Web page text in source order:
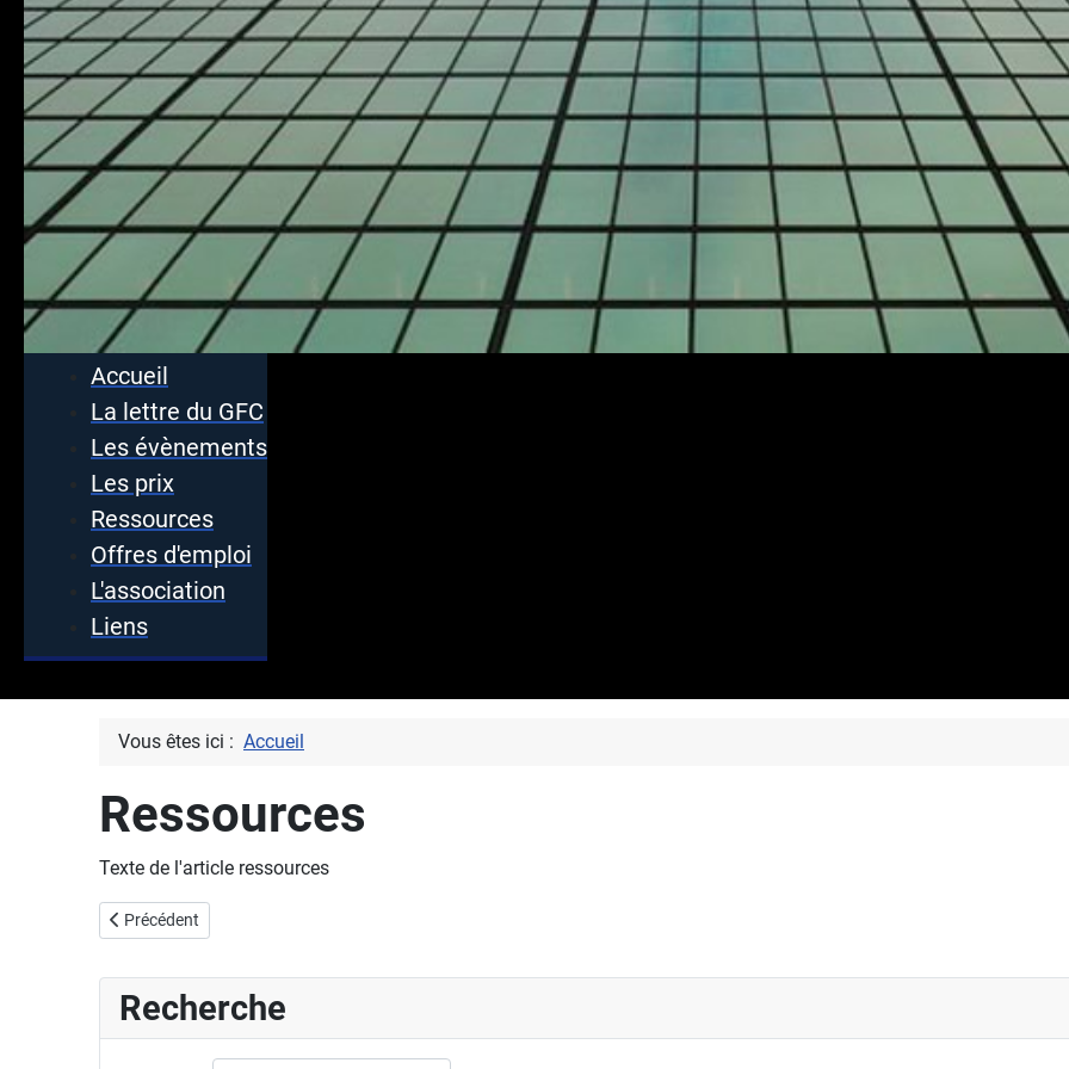
Accueil
La lettre du GFC
Les évènements
Les prix
Ressources
Offres d'emploi
L'association
Liens
Vous êtes ici : Accueil
Ressources
Texte de l'article ressources
Article précédent : La Lettre du GFC
Précédent
Recherche